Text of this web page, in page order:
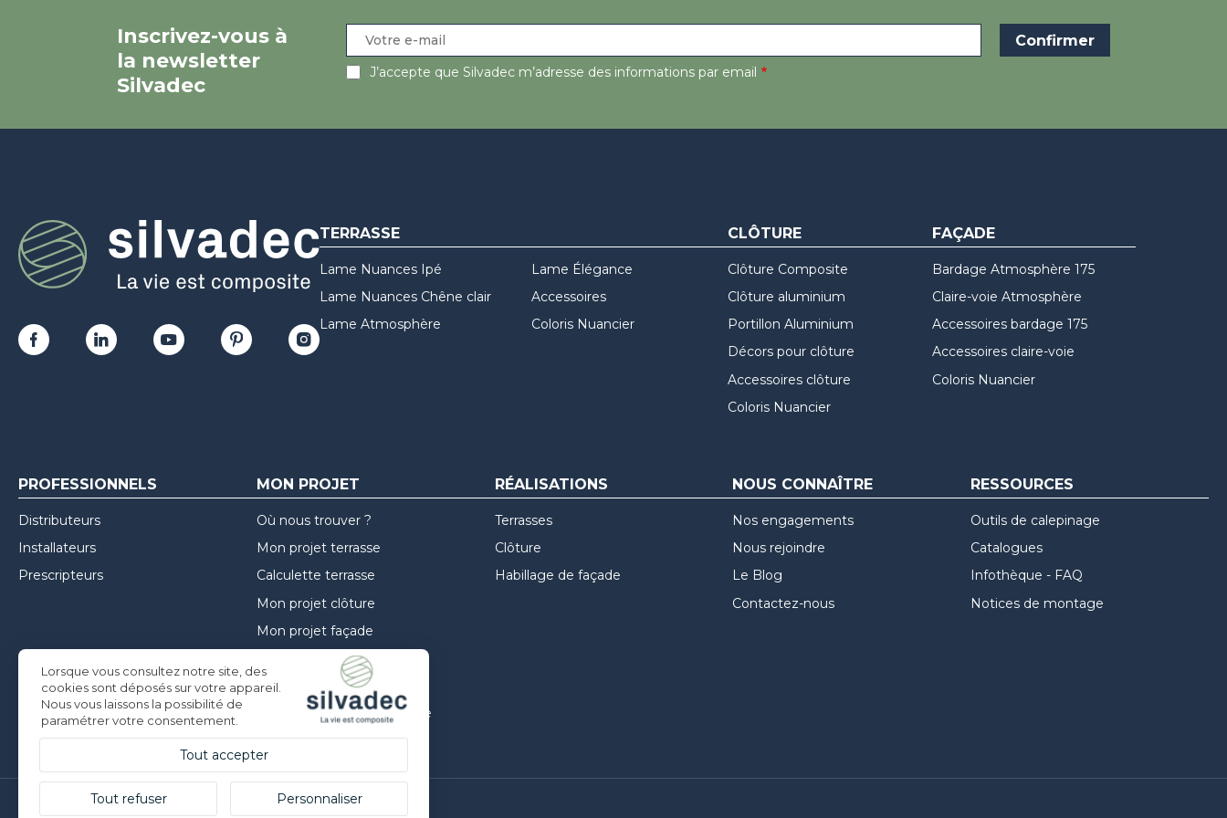
Inscrivez-vous à
la newsletter
Silvadec
J’accepte que Silvadec m’adresse des informations par email
TERRASSE
Lame Nuances Ipé
Lame Nuances Chêne clair
Lame Atmosphère
Lame Élégance
Accessoires
Coloris Nuancier
CLÔTURE
Clôture Composite
Clôture aluminium
Portillon Aluminium
Décors pour clôture
Accessoires clôture
Coloris Nuancier
FAÇADE
Bardage Atmosphère 175
Claire-voie Atmosphère
Accessoires bardage 175
Accessoires claire-voie
Coloris Nuancier
PROFESSIONNELS
Distributeurs
Installateurs
Prescripteurs
MON PROJET
Où nous trouver ?
Mon projet terrasse
Calculette terrasse
Mon projet clôture
Mon projet façade
Guide de choix
Inspirations
Conseils de mise en oeuvre
RÉALISATIONS
Terrasses
Clôture
Habillage de façade
NOUS CONNAÎTRE
Nos engagements
Nous rejoindre
Le Blog
Contactez-nous
RESSOURCES
Outils de calepinage
Catalogues
Infothèque - FAQ
Notices de montage
Lorsque vous consultez notre site, des
cookies sont déposés sur votre appareil.
Nous vous laissons la possibilité de
paramétrer votre consentement.
Tout accepter
Tout refuser Personnaliser